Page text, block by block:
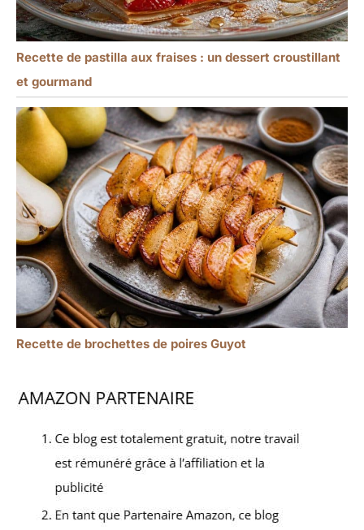
Recette de pastilla aux fraises : un dessert croustillant
et gourmand
Recette de brochettes de poires Guyot